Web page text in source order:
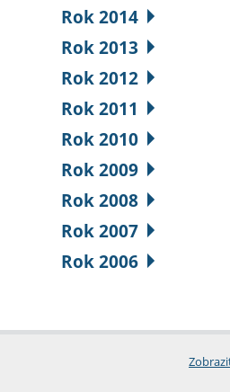
Rok 2014
Rok 2013
Rok 2012
Rok 2011
Rok 2010
Rok 2009
Rok 2008
Rok 2007
Rok 2006